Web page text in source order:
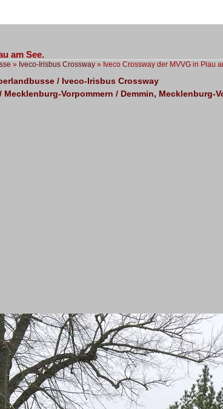
am See.
» Iveco-Irisbus Crossway » Iveco Crossway der MVVG in Plau
/ Iveco-Irisbus Crossway
Mecklenburg-Vorpommern / Demmin, Mecklenburg-